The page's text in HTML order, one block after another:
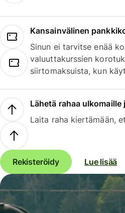
Kansainvälinen
Sinun ei tarvitse enää
valuuttakurssien
siirtomaksuista, kun
Lähetä rahaa
Laita raha kiertämään,
Rekisteröidy Lue lisää